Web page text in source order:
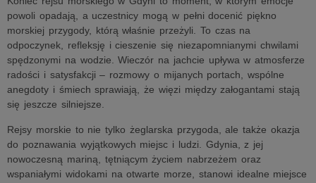
powoli opadają, a uczestnicy mogą w pełni docenić piękno
morskiej przygody, którą właśnie przeżyli. To czas na
odpoczynek, refleksję i cieszenie się niezapomnianymi chwilami
spędzonymi na wodzie. Wieczór na jachcie upływa w atmosferze
radości i satysfakcji – rozmowy o mijanych portach, wspólne
anegdoty i śmiech sprawiają, że więzi między załogantami stają
się jeszcze silniejsze.
Rejsy morskie to nie tylko żeglarska przygoda, ale także okazja
do poznawania wyjątkowych miejsc i ludzi. Gdynia, z jej
nowoczesną mariną, tętniącym życiem nabrzeżem oraz
wspaniałymi widokami na otwarte morze, stanowi idealne miejsce